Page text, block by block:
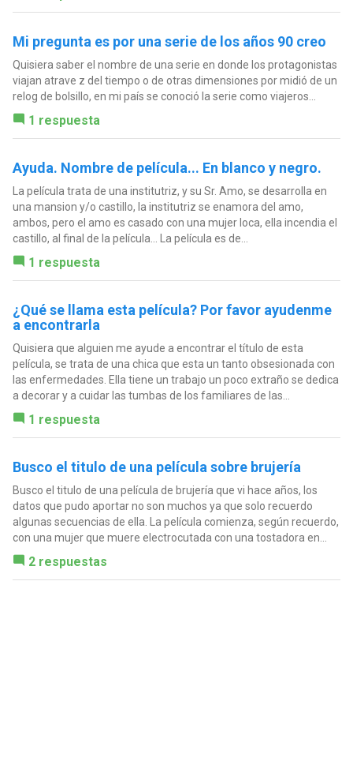
Mi pregunta es por una serie de los años 90 creo
Quisiera saber el nombre de una serie en donde los protagonistas
viajan atrave z del tiempo o de otras dimensiones por midió de un
relog de bolsillo, en mi país se conoció la serie como viajeros...
1 respuesta
Ayuda. Nombre de película... En blanco y negro.
La película trata de una institutriz, y su Sr. Amo, se desarrolla en
una mansion y/o castillo, la institutriz se enamora del amo,
ambos, pero el amo es casado con una mujer loca, ella incendia el
castillo, al final de la película... La película es de...
1 respuesta
¿Qué se llama esta película? Por favor ayudenme
a encontrarla
Quisiera que alguien me ayude a encontrar el título de esta
película, se trata de una chica que esta un tanto obsesionada con
las enfermedades. Ella tiene un trabajo un poco extraño se dedica
a decorar y a cuidar las tumbas de los familiares de las...
1 respuesta
Busco el titulo de una película sobre brujería
Busco el titulo de una película de brujería que vi hace años, los
datos que pudo aportar no son muchos ya que solo recuerdo
algunas secuencias de ella. La película comienza, según recuerdo,
con una mujer que muere electrocutada con una tostadora en...
2 respuestas